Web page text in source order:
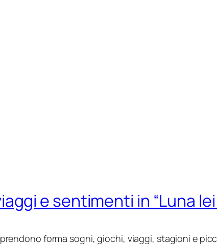
e sentimenti in “Luna
forma sogni, giochi, viaggi, stagioni e